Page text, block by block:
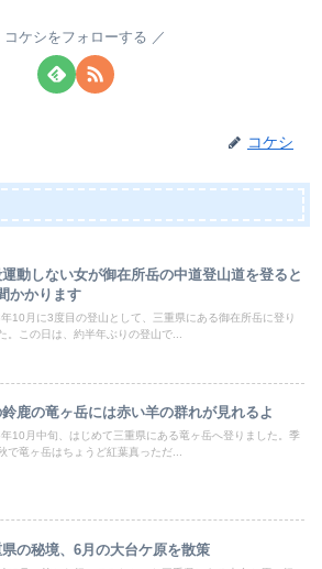
コケシをフォローする
コケシ
動しない女が御在所岳の中道登山道を登ると
かかります
10月に3度目の登山として、三重県にある御在所岳に登り
。この日は、約半年ぶりの登山で...
鹿の竜ヶ岳には赤い羊の群れが見れるよ
10月中旬、はじめて三重県にある竜ヶ岳へ登りました。季
で竜ヶ岳はちょうど紅葉真っただ...
県の秘境、6月の大台ケ原を散策